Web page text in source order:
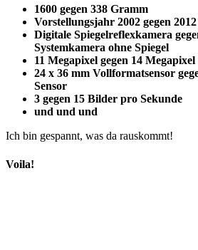
1600 gegen 338 Gramm
Vorstellungsjahr 2002 gegen 2012
Digitale Spiegelreflexkamera
Systemkamera ohne Spiegel
11 Megapixel gegen 14 Megapixel
24 x 36 mm Vollformatsensor
Sensor
3 gegen 15 Bilder pro Sekunde
und und und
Ich bin gespannt, was da rauskommt!
Voila!